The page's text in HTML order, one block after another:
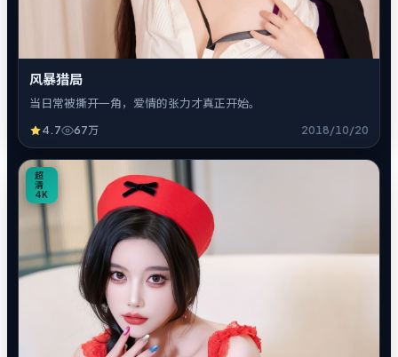
风暴猎局
当日常被撕开一角，爱情的张力才真正开始。
4.7 67万 2018/10/20
超
清
4K